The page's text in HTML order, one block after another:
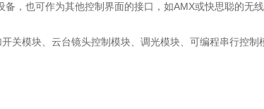
，也可作为其他控制界面的接口，如AMX或快思聪的无
关模块、云台镜头控制模块、调光模块、可编程串行控制